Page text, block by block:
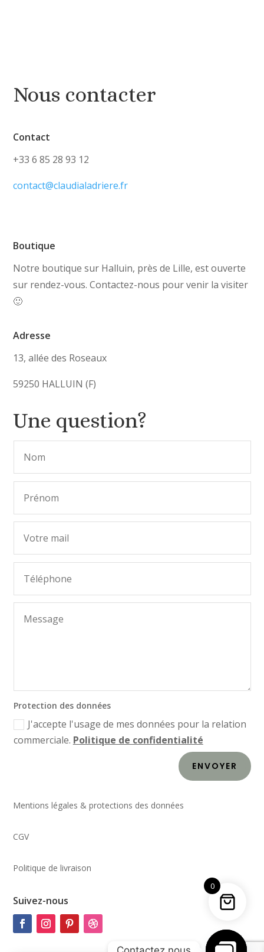
Nous contacter
Contact
+33 6 85 28 93 12
contact@claudialadriere.fr
Boutique
Notre boutique sur Halluin, près de Lille, est ouverte
sur rendez-vous. Contactez-nous pour venir la visiter
🙂
Adresse
13, allée des Roseaux
59250 HALLUIN (F)
Une question?
Protection des données
J'accepte l'usage de mes données pour la relation
commerciale. Politique de confidentialité
ENVOYER
Mentions légales & protections des données
CGV
Politique de livraison
Suivez-nous
0